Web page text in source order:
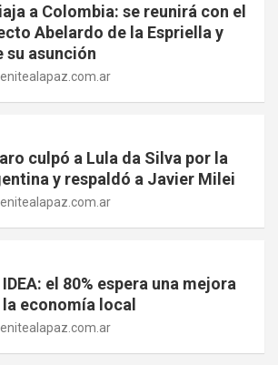
a Colombia: se reunirá con el
Abelardo de la Espriella y
su asunción
culpó a Lula da Silva por la
y respaldó a Javier Milei
el 80% espera una mejora
economía local